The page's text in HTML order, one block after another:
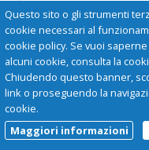
I PRESEPI AI
Questo sito o gli strumenti
cookie necessari al
cookie policy. Se vuoi
alcuni cookie, consulta la
Chiudendo questo banner,
link o proseguendo la
cookie.
Maggiori informazioni